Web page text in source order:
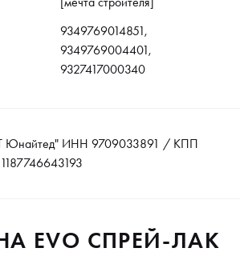
9349769014851,
9349769004401,
9327417000340
ИНН 9709033891 / КПП
EVO СПРЕЙ-ЛАК